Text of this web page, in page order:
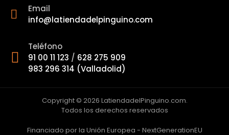
Email
info@latiendadelpinguino.com
Teléfono
91 00 11 123 / 628 275 909
983 296 314 (Valladolid)
Copyright © 2026 LatiendadelPinguino.com.
Todos los derechos reservados
Financiado por la Unión Europea - NextGenerationEU